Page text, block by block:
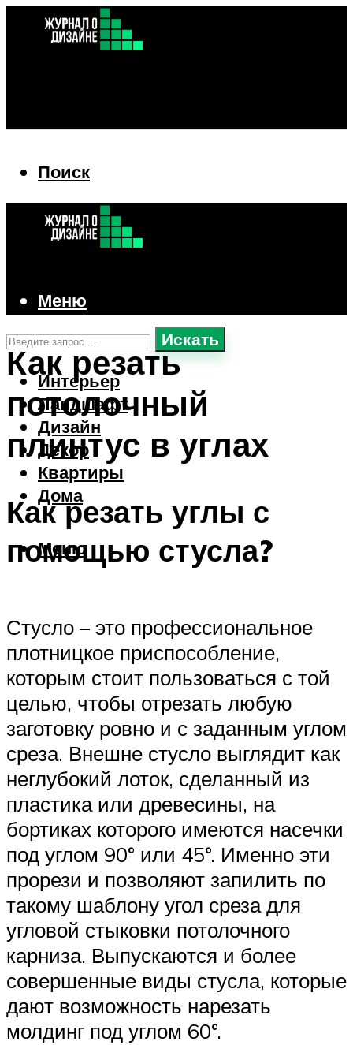
Поиск
Искать
Интерьер
Ландшафт
Дизайн
Декор
Квартиры
Дома
Меню
Меню
Как резать
потолочный
плинтус в углах
Как резать углы с
помощью стусла?
Стусло – это профессиональное
плотницкое приспособление,
которым стоит пользоваться с той
целью, чтобы отрезать любую
заготовку ровно и с заданным углом
среза. Внешне стусло выглядит как
неглубокий лоток, сделанный из
пластика или древесины, на
бортиках которого имеются насечки
под углом 90° или 45°. Именно эти
прорези и позволяют запилить по
такому шаблону угол среза для
угловой стыковки потолочного
карниза. Выпускаются и более
совершенные виды стусла, которые
дают возможность нарезать
молдинг под углом 60°.